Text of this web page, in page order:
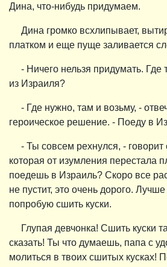
Дина, что-нибудь придумаем.
Дина громко всхлипывает,
платком и еще пуще заливается
- Ничего нельзя придумать. Где
из Израиля?
- Где нужно, там и возьму, -
героическое решение. - Поеду в
- Ты совсем рехнулся, - говорит
которая от изумления перестала
поедешь в Израиль? Скоро все
не пустит, это очень дорого.
попробую сшить куски.
Глупая девчонка! Сшить куски
сказать! Ты что думаешь, папа с
молиться в твоих сшитых кусках!